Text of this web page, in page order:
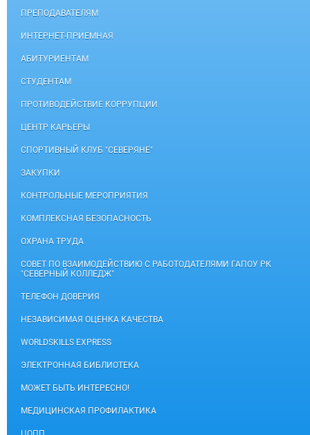
ПРЕПОДАВАТЕЛЯМ
ИНТЕРНЕТ-ПРИЕМНАЯ
АБИТУРИЕНТАМ
СТУДЕНТАМ
ПРОТИВОДЕЙСТВИЕ КОРРУПЦИИ
ЦЕНТР КАРЬЕРЫ
СПОРТИВНЫЙ КЛУБ "СЕВЕРЯНЕ"
ЗАКУПКИ
КОНТРОЛЬНЫЕ МЕРОПРИЯТИЯ
КОМПЛЕКСНАЯ БЕЗОПАСНОСТЬ
ОХРАНА ТРУДА
СОВЕТ ПО ВЗАИМОДЕЙСТВИЮ С РАБОТОДАТЕЛЯМИ ГАПОУ РК
"СЕВЕРНЫЙ КОЛЛЕДЖ"
ТЕЛЕФОН ДОВЕРИЯ
НЕЗАВИСИМАЯ ОЦЕНКА КАЧЕСТВА
WORLDSKILLS EXPRESS
ЭЛЕКТРОННАЯ БИБЛИОТЕКА
МОЖЕТ БЫТЬ ИНТЕРЕСНО!
МЕДИЦИНСКАЯ ПРОФИЛАКТИКА